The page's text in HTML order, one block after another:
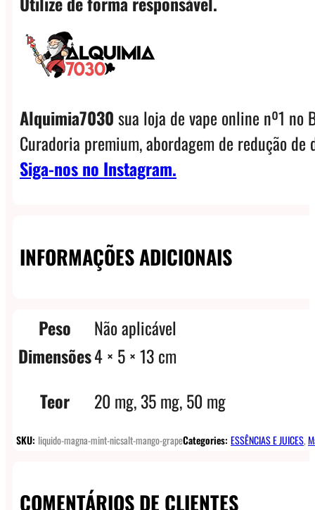
Alquimia7030sua loja de vape online nº1 no
Curadoria premium, abordagem de redução
Siga-nos no Instagram.
INFORMAÇÕES ADICIONAIS
Peso
Não aplicável
Dimensões4 × 5 × 13 cm
Teor
20 mg, 35 mg, 50 mg
SKU: liquido-magna-mint-nicsalt-mango-grapeCategories: ESSÊNCIAS E JUICES,
COMENTÁRIOS DE CLIENTES